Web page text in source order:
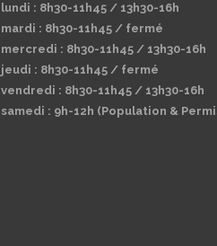
lundi : 8h30-11h45 / 13h30-16h
mardi : 8h30-11h45 / fermé
mercredi : 8h30-11h45 / 13h30-16h
jeudi : 8h30-11h45 / fermé
vendredi : 8h30-11h45 / 13h30-16h
samedi : 9h-12h (Population &